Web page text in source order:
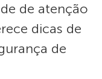
de atenção
dicas de
de